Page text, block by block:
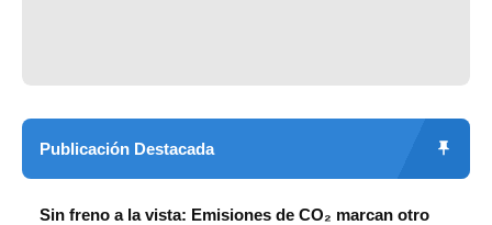
Publicación Destacada
Sin freno a la vista: Emisiones de CO₂ marcan otro